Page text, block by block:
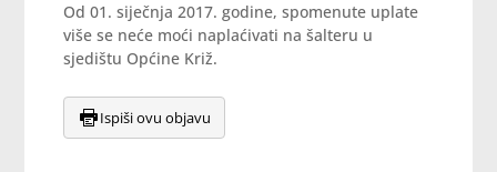
Od 01. siječnja 2017. godine, spomenute uplate
više se neće moći naplaćivati na šalteru u
sjedištu Općine Križ.
Ispiši ovu objavu